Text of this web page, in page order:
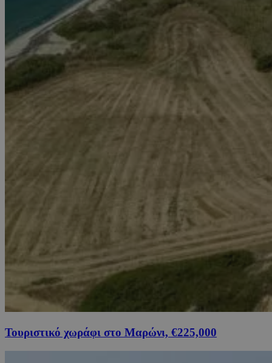
Τουριστικό χωράφι στο Μαρώνι, €225,000